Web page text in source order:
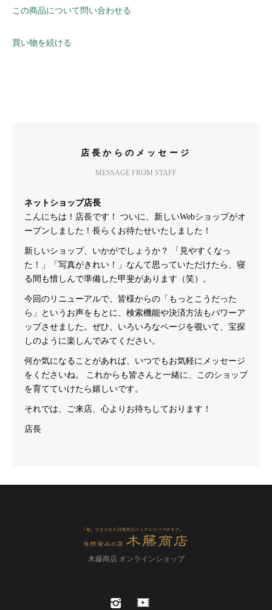
この商品について問い合わせる
買い物を続ける
店長からのメッセージ
MESSAGE FROM STAFF
ネットショップ店長
こんにちは！店長です！ ついに、新しいWebショップがオ
ープンしました！長らくお待たせいたしました！
新しいショップ、いかがでしょうか？ 「見やすくなっ
た！」「写真がきれい！」なんて思っていただけたら、寝
る間も惜しんで準備した甲斐があります（笑）。
今回のリニューアルで、皆様からの「もっとこうだった
ら」というお声をもとに、検索機能や決済方法もパワーア
ップさせました。ぜひ、いろいろなページを覗いて、宝探
しのように楽しんでみてください。
何か気になることがあれば、いつでもお気軽にメッセージ
をくださいね。 これからも皆さんと一緒に、このショップ
を育てていけたら嬉しいです。
それでは、ご来店、心よりお待ちしております！
店長
木藤商店 オンラインショップ